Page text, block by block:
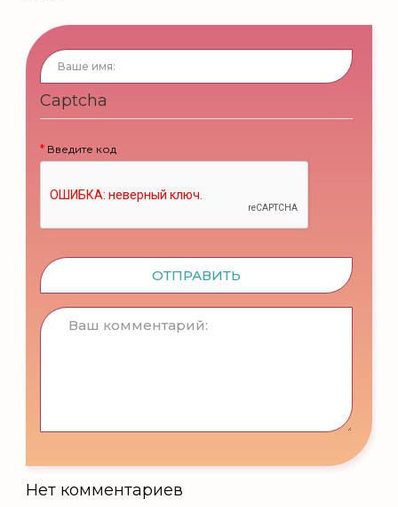
Captcha
Введите код
ОТПРАВИТЬ
Нет комментариев